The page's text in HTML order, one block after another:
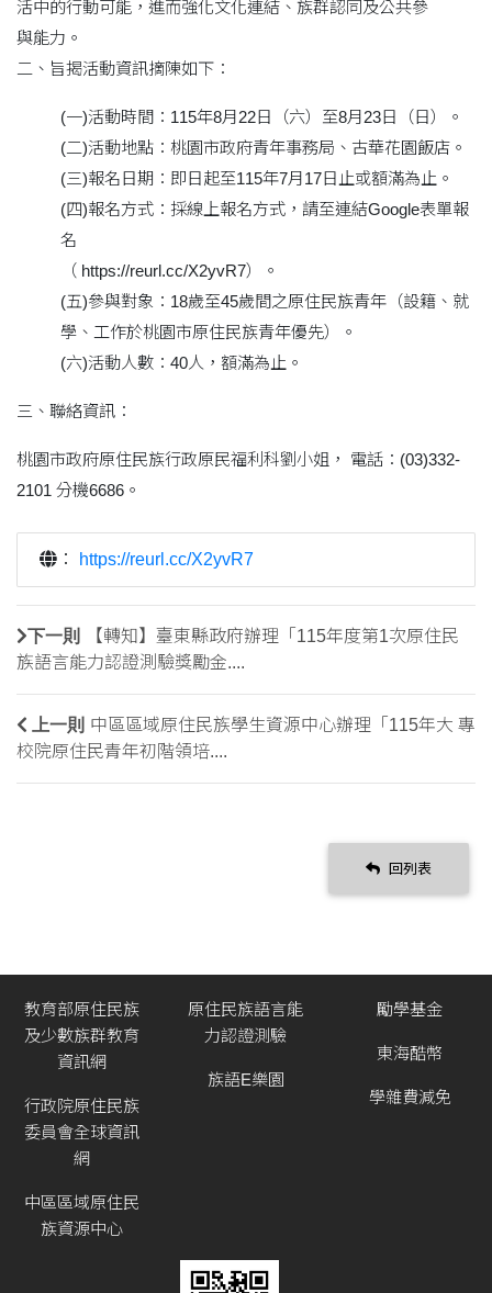
活中的行動可能，進而強化文化連結、族群認同及公共參
與能力。
二、旨揭活動資訊摘陳如下：
(一)活動時間：115年8月22日（六）至8月23日（日）。
(二)活動地點：桃園市政府青年事務局、古華花園飯店。
(三)報名日期：即日起至115年7月17日止或額滿為止。
(四)報名方式：採線上報名方式，請至連結Google表單報
名
（ https://reurl.cc/X2yvR7）。
(五)參與對象：18歲至45歲間之原住民族青年（設籍、就
學、工作於桃園市原住民族青年優先）。
(六)活動人數：40人，額滿為止。
三、聯絡資訊：
桃園市政府原住民族行政原民福利科劉小姐， 電話：(03)332-
2101 分機6686。
： https://reurl.cc/X2yvR7
下一則
【轉知】臺東縣政府辦理「115年度第1次原住民
族語言能力認證測驗獎勵金....
上一則 中區區域原住民族學生資源中心辦理「115年大 專
校院原住民青年初階領培....
回列表
教育部原住民族
及少數族群教育
資訊網
行政院原住民族
委員會全球資訊
網
中區區域原住民
族資源中心
原住民族語言能
力認證測驗
族語E樂園
勵學基金
東海酷幣
學雜費減免